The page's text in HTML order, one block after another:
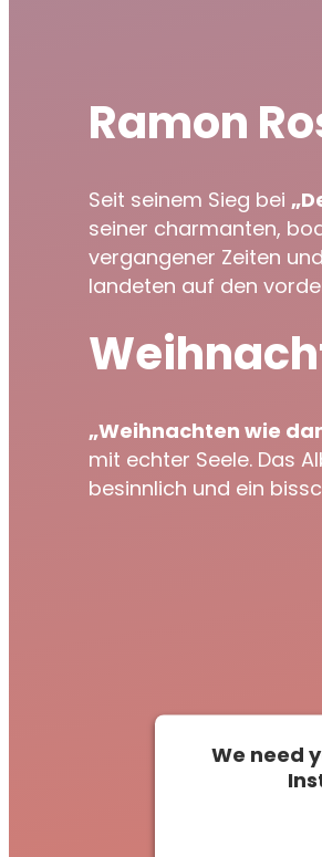
Ramon
Seit seinem Sieg bei
seiner charmanten,
vergangener Zeiten
landeten auf den
„Weihnachten wie
mit echter Seele. Das
besinnlich und ein
We need